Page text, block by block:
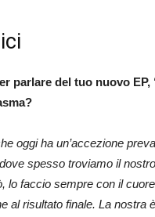
parlare del tuo nuovo EP,
oggi ha un’accezione
spesso troviamo il
lo faccio sempre con il
al risultato finale. La nostra